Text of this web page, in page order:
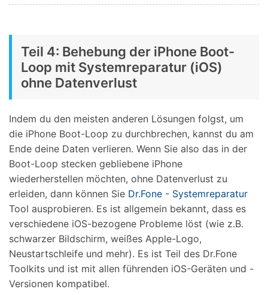
Teil 4: Behebung der iPhone Boot-
Loop mit Systemreparatur (iOS)
ohne Datenverlust
Indem du den meisten anderen Lösungen folgst, um
die iPhone Boot-Loop zu durchbrechen, kannst du am
Ende deine Daten verlieren. Wenn Sie also das in der
Boot-Loop stecken gebliebene iPhone
wiederherstellen möchten, ohne Datenverlust zu
erleiden, dann können Sie Dr.Fone - Systemreparatur
Tool ausprobieren. Es ist allgemein bekannt, dass es
verschiedene iOS-bezogene Probleme löst (wie z.B.
schwarzer Bildschirm, weißes Apple-Logo,
Neustartschleife und mehr). Es ist Teil des Dr.Fone
Toolkits und ist mit allen führenden iOS-Geräten und -
Versionen kompatibel.